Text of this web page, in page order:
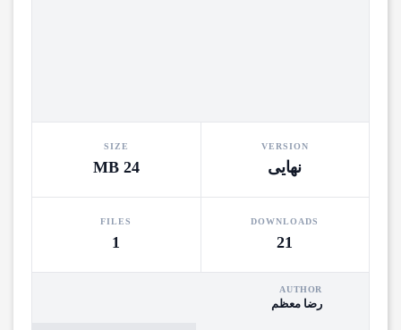
VERSION
نهایی
SIZE
24 MB
DOWNLOADS
21
FILES
1
AUTHOR
رضا معظم